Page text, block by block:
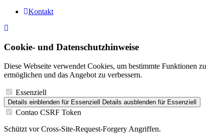
Kontakt
Cookie- und Datenschutzhinweise
Diese Webseite verwendet Cookies, um bestimmte Funktionen zu
ermöglichen und das Angebot zu verbessern.
Essenziell
Details einblenden für Essenziell Details ausblenden für Essenziell
Contao CSRF Token
Schützt vor Cross-Site-Request-Forgery Angriffen.